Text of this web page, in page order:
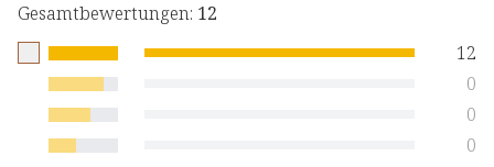
Gesamtbewertungen: 12
12
0
0
0